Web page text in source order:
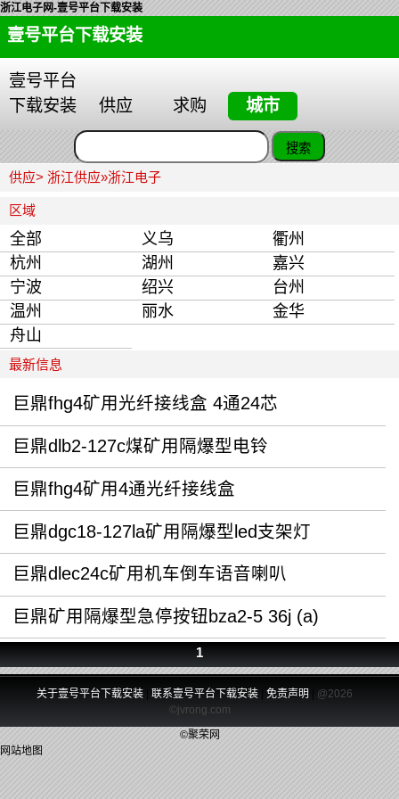
浙江电子网-壹号平台下载安装
壹号平台下载安装
壹号平台
下载安装
供应 求购 城市
供应> 浙江供应»浙江电子
区域
全部 义乌
衢州
杭州
湖州
嘉兴
宁波
绍兴
台州
温州
丽水
金华
舟山
最新信息
巨鼎fhg4矿用光纤接线盒 4通24芯
巨鼎dlb2-127c煤矿用隔爆型电铃
巨鼎fhg4矿用4通光纤接线盒
巨鼎dgc18-127la矿用隔爆型led支架灯
巨鼎dlec24c矿用机车倒车语音喇叭
巨鼎矿用隔爆型急停按钮bza2-5 36j (a)
1
关于壹号平台下载安装 联系壹号平台下载安装| 免责声明
@2026
©jvrong.com
©聚荣网
网站地图